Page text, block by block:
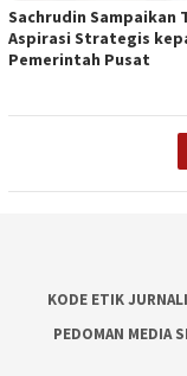
Sachrudin Sampaikan
Aspirasi Strategis
Pemerintah Pusat
KODE ETIK
PEDOMAN MEDIA